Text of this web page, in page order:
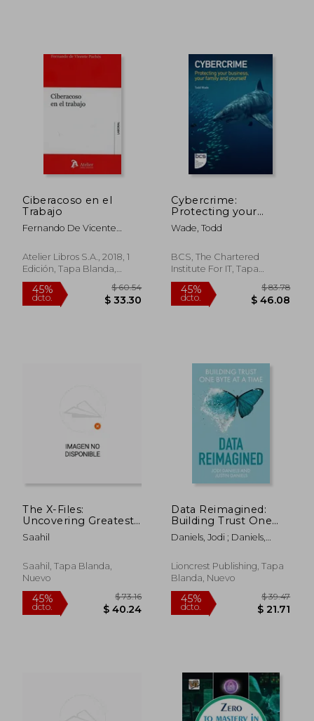
45% 45%
dcto.
45%
dcto.
Ciberacoso en el
Trabajo
Fernando De Vicente
Atelier Libros S.A., 2018, 1
Edición, Tapa Blanda,
Nuevo
Cybercrime:
Protecting your
business, your family
and yourself (en
Wade, Todd
BCS, The Chartered
Institute For IT, Tapa
Blanda, Nuevo
The X-Files:
Uncovering Greatest
Mysteries (en Inglés)
Saahil
Saahil, Tapa Blanda,
Nuevo
Data Reimagined:
Building Trust One
Byte at a Time (en
Inglés)
Daniels, Jodi ; Daniels,
Lioncrest Publishing, Tapa
Blanda, Nuevo